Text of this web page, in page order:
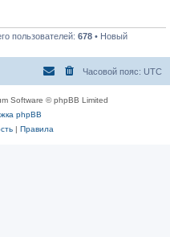
пользователей: 678 • Новый
Часовой пояс: UTC
Software © phpBB Limited
phpBB
| Правила